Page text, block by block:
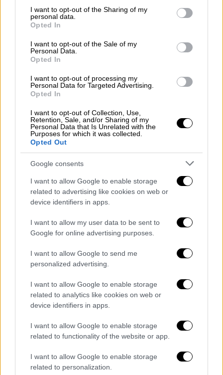
not limited to your visit or usage behaviour. You may click to
grant or deny consent to Google and its third-party tags to
use your data for below specified purposes in below Google
consent section.
I want to opt-out of the Sharing of my
personal data.
Opted In
I want to opt-out of the Sale of my
Personal Data.
Opted In
I want to opt-out of processing my
Personal Data for Targeted Advertising.
Opted In
I want to opt-out of Collection, Use,
Retention, Sale, and/or Sharing of my
Personal Data that Is Unrelated with the
Purposes for which it was collected.
Opted Out
Google consents
I want to allow Google to enable storage
related to advertising like cookies on web or
device identifiers in apps.
I want to allow my user data to be sent to
Google for online advertising purposes.
I want to allow Google to send me
personalized advertising.
I want to allow Google to enable storage
related to analytics like cookies on web or
device identifiers in apps.
I want to allow Google to enable storage
related to functionality of the website or app.
I want to allow Google to enable storage
related to personalization.
Δεν ήταν καθόλου εύκολη υπόθεση για την
Ένωση να ξεπεράσει το «σοκ» της ήττας
στον τελικό του Champions League, με τον
τρόπο που εξελίχθηκε το ματς με τη Ρίτας.
Ο Άρης ήταν εξ ορισμού ένας πολύ δύσκολος
στο πρώτο ημίχρονο, η Ένωση «πάτησε
γκάζι» στα μισά της τρίτης περιόδου,
μετατρέποντας το «εύθραυστο» 53-50 (25΄)
σε 66-54 (30΄).
Στην τελευταία περίοδο η διαφορά έφτασε
στο +15 (75-60 στο 33΄) και πλέον ήταν
εξαιρετικά δύσκολο να ανταπεξέλθει ο Άρης,
παρότι δεν παρέδωσε τα όπλα και μείωσε σε
79-76 στο τελευταίο λεπτό. Όμως οι
νίκη 87-81 με κορυφαίο τον Λεκαβίτσιους
και βρίσκοντας λύσεις από πολλούς
παίκτες. Για τον Άρη η απίθανη εμφάνιση του
Νουά με 29π., 8ρ. και 33 στην αξιολόγηση,
έμεινε χωρίς αντίκρισμα.
(Ντράγκαν Σάκοτα): Γκρέι 5, Φλιώνης 7
(1), Φίζελ 5, Μπάρτλεϊ 11 (1),
Χαραλαμπόπουλος 8 (2), Σκορδίλης 2,
Μπράουν 15, Κατσίβελης 3, Λεκαβίτσιους 16